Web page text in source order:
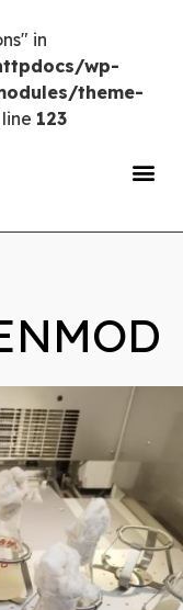
in
wp-
theme-
123